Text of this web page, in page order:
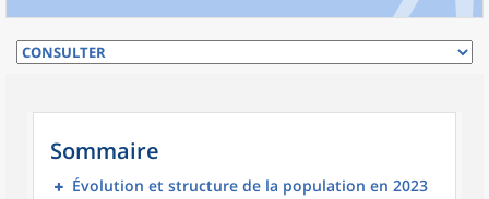
Sommaire
Évolution et structure de la population en 2023